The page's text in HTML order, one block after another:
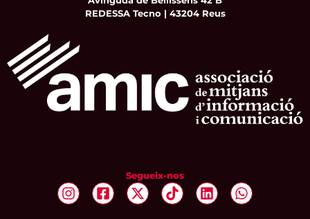
REDESSA Tecno | 43204 Reus
Segueix-nos